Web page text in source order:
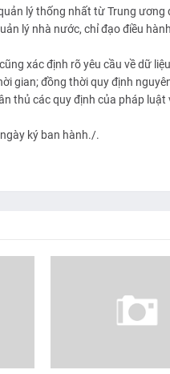
lý thống nhất từ Trung
lý nhà nước, chỉ đạo điều
xác định rõ yêu cầu về dữ
gian; đồng thời quy định
thủ các quy định của pháp
ký ban hành./.